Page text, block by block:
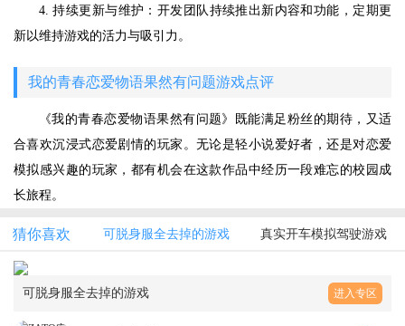
4. 持续更新与维护：开发团队持续推出新内容和功能，定期更
新以维持游戏的活力与吸引力。
我的青春恋爱物语果然有问题游戏点评
《我的青春恋爱物语果然有问题》既能满足粉丝的期待，又适
合喜欢沉浸式恋爱剧情的玩家。无论是轻小说爱好者，还是对恋爱
模拟感兴趣的玩家，都有机会在这款作品中经历一段难忘的校园成
长旅程。
猜你喜欢 可脱身服全去掉的游戏 真实开车模拟驾驶游戏
可脱身服全去掉的游戏 进入专区